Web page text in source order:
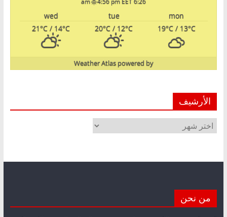
mon
tue
wed
19°C/ 13°C
20°C / 12°C
21°C / 14°C
powered by
Weather Atlas
الأرشيف
الأرشيف
من نحن